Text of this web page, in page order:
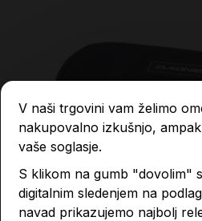
V naši trgovini vam želimo
nakupovalno izkušnjo,
vaše soglasje.
S klikom na gumb "dovolim"
digitalnim sledenjem na
navad prikazujemo najbolj